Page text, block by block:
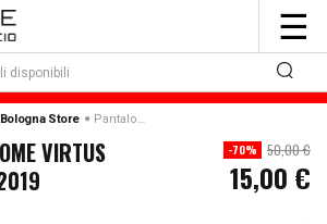
☰
Bologna Store Pantaloncini Home Virtus Bologna 2018/2019
VIRTUS
-70% 50,00 €
15,00 €